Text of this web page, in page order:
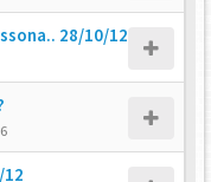
28/10/12